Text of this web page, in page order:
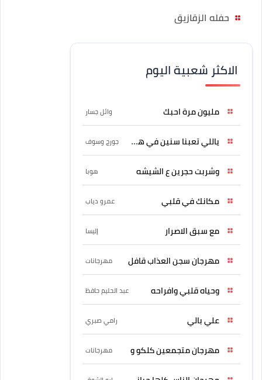
حفله الزقازيق
الاكثر شعبية اليوم
مليون مرة احبك وائل جسار
ياللي تعبنا سنين في هواه جورج وسوف
وشربت حجرين ع الشيشه هوبا
مكانك في قلبي عمرو دياب
مع سبق الاصرار إليسا
مهرجان سجن العذاب قافل مهرجانات
وحياه قلبي وافراحه عبد الحليم حافظ
علي بالي رامي صبري
مهرجان متجمعين كلكو و مهرجانات